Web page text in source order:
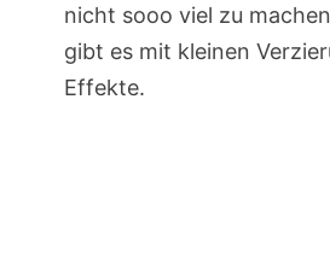
nicht sooo viel zu
gibt es mit kleinen
Effekte.